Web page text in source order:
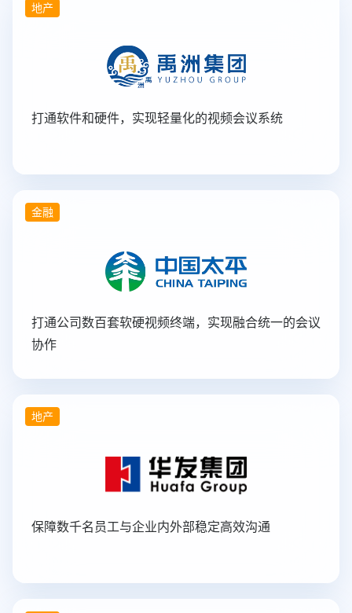
地产
打通软件和硬件，实现轻量化的视频会议系统
金融
打通公司数百套软硬视频终端，实现融合统一的会议
协作
地产
保障数千名员工与企业内外部稳定高效沟通